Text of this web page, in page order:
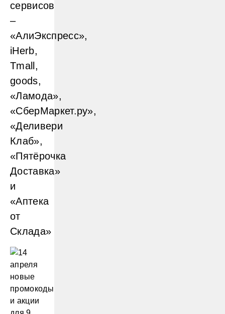
сервисов
–
«АлиЭкспресс»,
iHerb,
Tmall,
goods,
«Ламода»,
«СберМаркет.ру»,
«Деливери
Клаб»,
«Пятёрочка
Доставка»
и
«Аптека
от
Склада»